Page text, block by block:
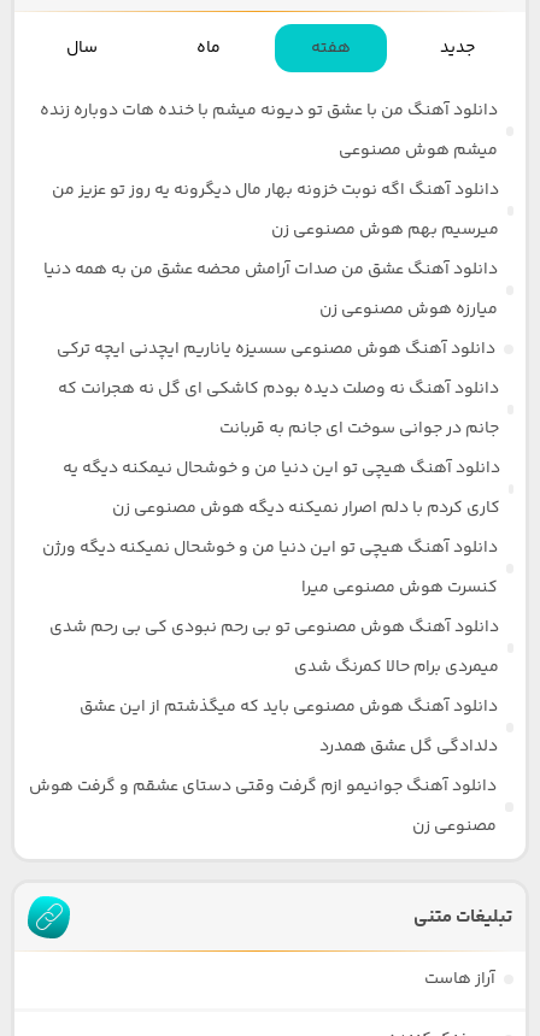
جدید هفته ماه سال
دانلود آهنگ من با عشق تو دیونه میشم با خنده هات دوباره زنده
میشم هوش مصنوعی
دانلود آهنگ اگه نوبت خزونه بهار مال دیگرونه یه روز تو عزیز من
میرسیم بهم هوش مصنوعی زن
دانلود آهنگ عشق من صدات آرامش محضه عشق من به همه دنیا
میارزه هوش مصنوعی زن
دانلود آهنگ هوش مصنوعی سسیزه یاناریم ایچدنی ایچه ترکی
دانلود آهنگ نه وصلت دیده بودم کاشکی ای گل نه هجرانت که
جانم در جوانی سوخت ای جانم به قربانت
دانلود آهنگ هیچی تو این دنیا من و خوشحال نیمکنه دیگه یه
کاری کردم با دلم اصرار نمیکنه دیگه هوش مصنوعی زن
دانلود آهنگ هیچی تو این دنیا من و خوشحال نمیکنه دیگه ورژن
کنسرت هوش مصنوعی میرا
دانلود آهنگ هوش مصنوعی تو بی رحم نبودی کی بی رحم شدی
میمردی برام حالا کمرنگ شدی
دانلود آهنگ هوش مصنوعی باید که میگذشتم از این عشق
دلدادگی گل عشق همدرد
دانلود آهنگ جوانیمو ازم گرفت وقتی دستای عشقم و گرفت هوش
مصنوعی زن
تبلیغات متنی
آراز هاست